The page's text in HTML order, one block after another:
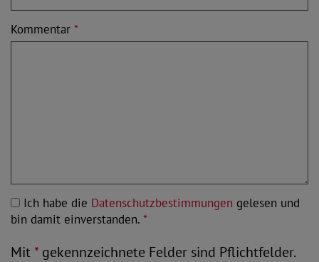
Kommentar *
Ich habe die Datenschutzbestimmungen gelesen und
bin damit einverstanden. *
Mit*gekennzeichnete Felder sind Pflichtfelder.